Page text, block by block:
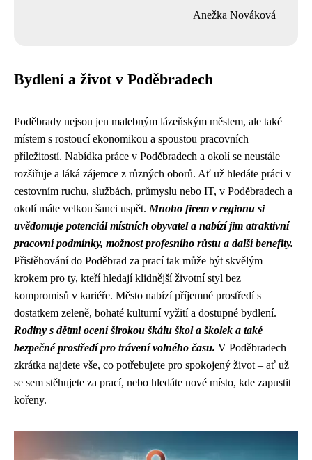
Anežka Nováková
Bydlení a život v Poděbradech
Poděbrady nejsou jen malebným lázeňským městem, ale také
místem s rostoucí ekonomikou a spoustou pracovních
příležitostí. Nabídka práce v Poděbradech a okolí se neustále
rozšiřuje a láká zájemce z různých oborů. Ať už hledáte práci v
cestovním ruchu, službách, průmyslu nebo IT, v Poděbradech a
okolí máte velkou šanci uspět. Mnoho firem v regionu si
uvědomuje potenciál místních obyvatel a nabízí jim atraktivní
pracovní podmínky, možnost profesního růstu a další benefity.
Přistěhování do Poděbrad za prací tak může být skvělým
krokem pro ty, kteří hledají klidnější životní styl bez
kompromisů v kariéře. Město nabízí příjemné prostředí s
dostatkem zeleně, bohaté kulturní vyžití a dostupné bydlení.
Rodiny s dětmi ocení širokou škálu škol a školek a také
bezpečné prostředí pro trávení volného času. V Poděbradech
zkrátka najdete vše, co potřebujete pro spokojený život – ať už
se sem stěhujete za prací, nebo hledáte nové místo, kde zapustit
kořeny.